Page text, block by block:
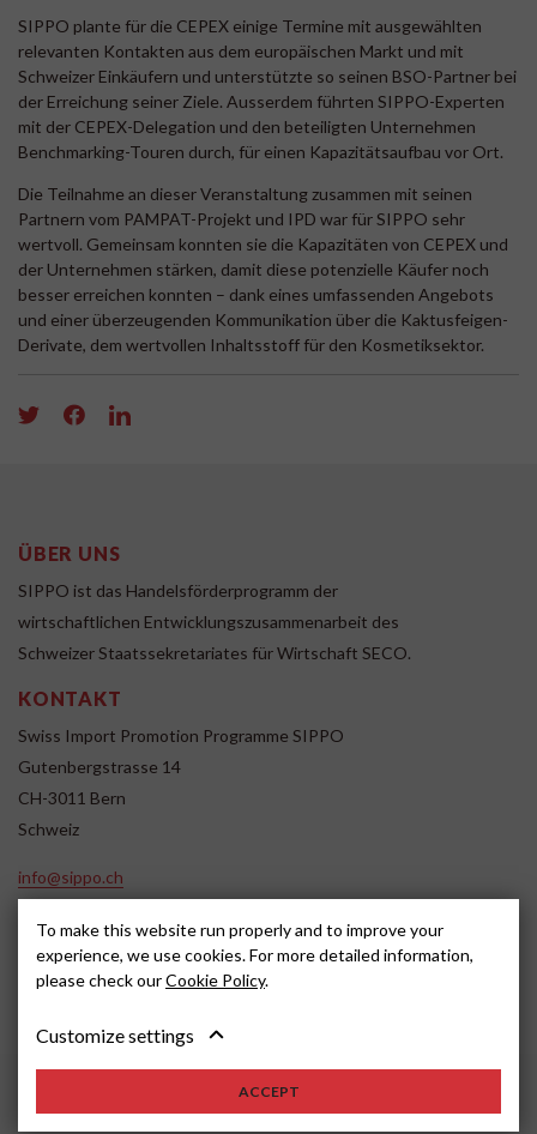
SIPPO plante für die CEPEX einige Termine mit ausgewählten
relevanten Kontakten aus dem europäischen Markt und mit
Schweizer Einkäufern und unterstützte so seinen BSO-Partner bei
der Erreichung seiner Ziele. Ausserdem führten SIPPO-Experten
mit der CEPEX-Delegation und den beteiligten Unternehmen
Benchmarking-Touren durch, für einen Kapazitätsaufbau vor Ort.
Die Teilnahme an dieser Veranstaltung zusammen mit seinen
Partnern vom PAMPAT-Projekt und IPD war für SIPPO sehr
wertvoll. Gemeinsam konnten sie die Kapazitäten von CEPEX und
der Unternehmen stärken, damit diese potenzielle Käufer noch
besser erreichen konnten – dank eines umfassenden Angebots
und einer überzeugenden Kommunikation über die Kaktusfeigen-
Derivate, dem wertvollen Inhaltsstoff für den Kosmetiksektor.
ÜBER UNS
SIPPO ist das Handelsförderprogramm der
wirtschaftlichen Entwicklungszusammenarbeit des
Schweizer Staatssekretariates für Wirtschaft SECO.
KONTAKT
Swiss Import Promotion Programme SIPPO
Gutenbergstrasse 14
CH-3011 Bern
Schweiz
info@sippo.ch
SOCIAL MEDIA
Cookie settings
Schweiz
To make this website run properly and to improve your
experience, we use cookies. For more detailed information,
please check ourCookie Policy.
Customize settings
ACCEPT